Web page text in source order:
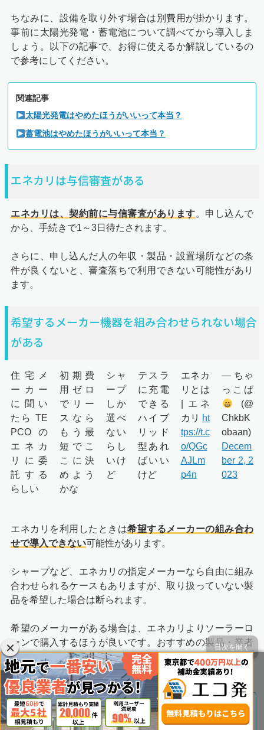
ちなみに、設備を取り外す場合は別費用が掛かります。
事前に太陽光発電・蓄電池について調べてから導入しま
しょう。以下の記事で、お得に使えるか解説しているの
で参考にしてください。
関連記事
太陽光発電はやめたほうがいいって本当？
蓄電池はやめたほうがいいって本当？
エネカリは与信審査がある
エネカリは、契約前に与信審査があります。申し込んで
から、手続きで1～3日待たされます。
さらに、申し込んだ人の年収・製品・設置場所などの条
件が良くないと、審査落ちで利用できない可能性があり
ます。
希望するメーカー機器を組み合わせられない場合
がある
住宅メ
ーカー
に聞い
たら TE
PCOの
エネカ
リに委
託する
らしい
初期費
用ゼロ
でリー
スなら
もう最
短でこ
こに決
めよう
かな
シャ
ープ
しか
選べ
ない
らし
いけ
ど
テスラ
に充電
できる
ハイブ
リッド
型あれ
ばいい
けど
エネカ
リとは
| エネ
カリ ht
tps://t.c
o/QGc
AJLm
p4n
— ちゃ
っこば
(@
ChkbK
obaan)
Decem
ber 2, 2
023
エネカリを利用したときは希望するメーカーの組み合わ
せで導入できない可能性があります。
シャープなど、エネカリの指定メーカーなら自由に組み
合わせられるケースもありますが、取り扱っていない製
品を希望した場合は断られます。
希望のメーカーがある場合は、エネカリよりソーラーロ
ーンで購入するほうが良いです。おすすめの製品・業者
については、以下の記事で紹介しているので、参考にし
てください。
関連記事
おすすめの太陽光パネルメーカーを大公開！
目次を開く